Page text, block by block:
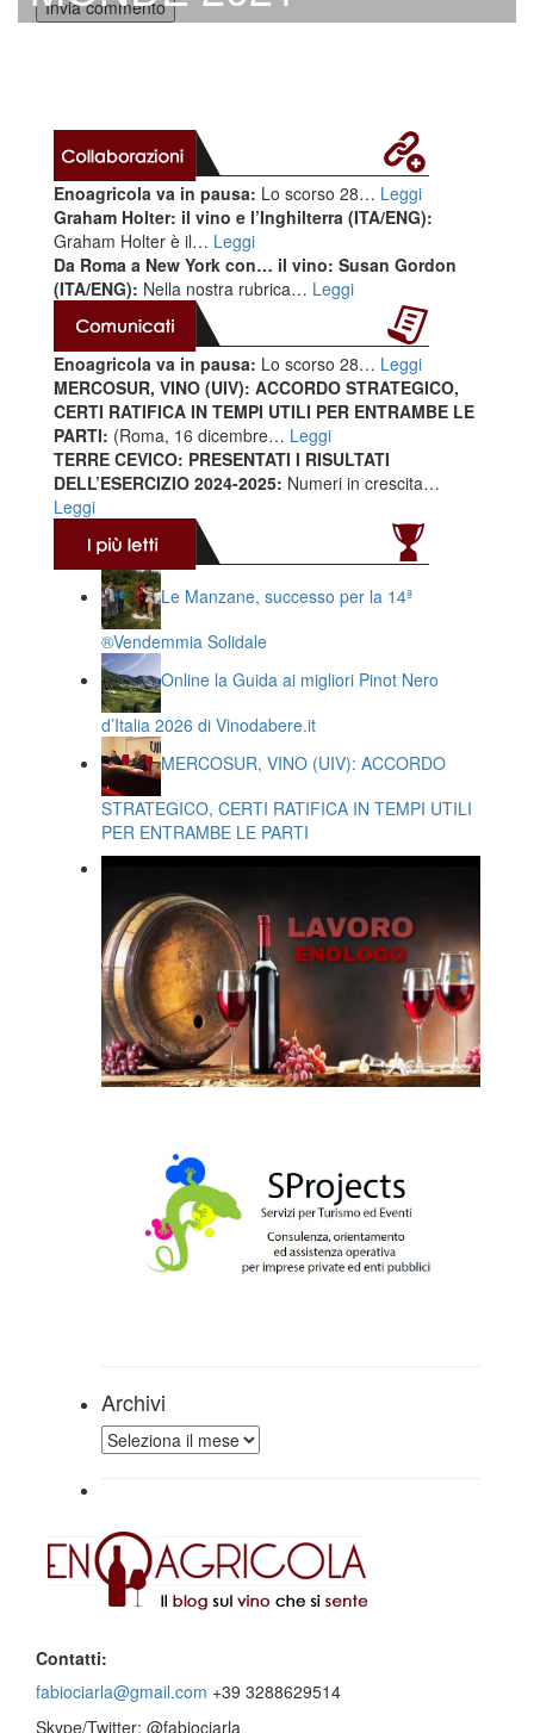
Enoagricola va in pausa: Lo scorso 28… Leggi
Graham Holter: il vino e l’Inghilterra (ITA/ENG):
Graham Holter è il… Leggi
Da Roma a New York con… il vino: Susan Gordon
(ITA/ENG): Nella nostra rubrica… Leggi
Enoagricola va in pausa: Lo scorso 28… Leggi
MERCOSUR, VINO (UIV): ACCORDO STRATEGICO,
CERTI RATIFICA IN TEMPI UTILI PER ENTRAMBE LE
PARTI: (Roma, 16 dicembre… Leggi
TERRE CEVICO: PRESENTATI I RISULTATI
DELL’ESERCIZIO 2024-2025: Numeri in crescita…
Leggi
Le Manzane, successo per la 14ª
®️Vendemmia Solidale
Online la Guida ai migliori Pinot Nero
d’Italia 2026 di Vinodabere.it
MERCOSUR, VINO (UIV): ACCORDO
STRATEGICO, CERTI RATIFICA IN TEMPI UTILI
PER ENTRAMBE LE PARTI
Archivi
Archivi
Contatti:
fabiociarla@gmail.com +39 3288629514
Skype/Twitter: @fabiociarla